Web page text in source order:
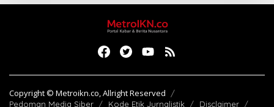
Copyright © Metroikn.co, Allright Reserved
Pedoman Media Siber Kode Etik Jurnalistik Disclaimer